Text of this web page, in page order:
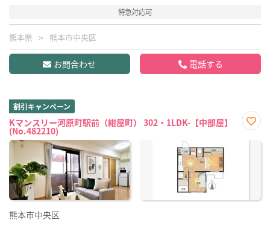
特急対応可
熊本県 熊本市中央区
お問合わせ 電話する
割引キャンペーン
Kマンスリー河原町駅前（紺屋町） 302・1LDK-【中部屋】
(No.482210)
に入
熊本市中央区